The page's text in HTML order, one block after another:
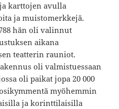
karttojen avulla
ja muistomerkkejä.
hän oli valinnut
aikana
teatterin rauniot.
oli valmistuessaan
oli paikat jopa 20 000
myöhemmin
ja korinttilaisilla